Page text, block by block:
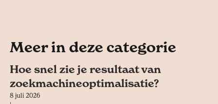
Meer in deze categorie
Hoe snel zie je resultaat van
zoekmachineoptimalisatie?
8 juli 2026